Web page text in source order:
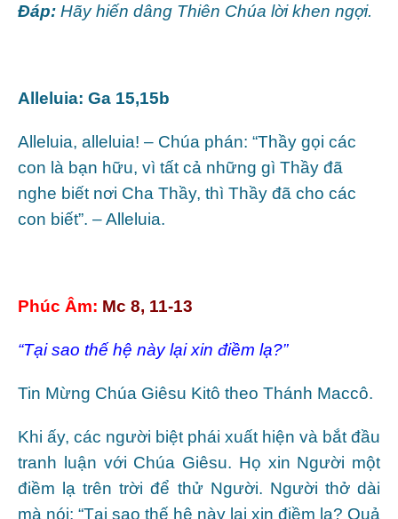
Ðáp: Hãy hiến dâng Thiên Chúa lời khen ngợi.
Alleluia: Ga 15,15b
Alleluia, alleluia! – Chúa phán: “Thầy gọi các
con là bạn hữu, vì tất cả những gì Thầy đã
nghe biết nơi Cha Thầy, thì Thầy đã cho các
con biết”. – Alleluia.
Phúc Âm: Mc 8, 11-13
“Tại sao thế hệ này lại xin điềm lạ?”
Tin Mừng Chúa Giêsu Kitô theo Thánh Maccô.
Khi ấy, các người biệt phái xuất hiện và bắt đầu
tranh luận với Chúa Giêsu. Họ xin Người một
điềm lạ trên trời để thử Người. Người thở dài
mà nói: “Tại sao thế hệ này lại xin điềm lạ? Quả